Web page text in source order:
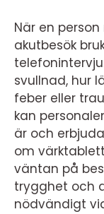
När en
akutbesök
svullnad, hur
feber eller
kan
är och
om
väntan på
trygghet och
nödvändigt